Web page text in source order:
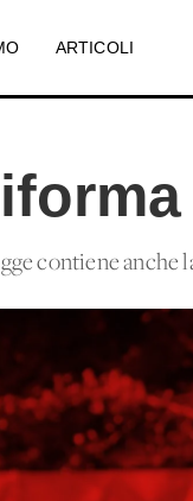
ARTICOLI
contiene anche